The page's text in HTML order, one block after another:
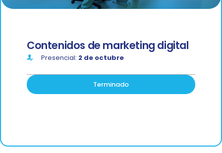
Contenidos de marketing digital
Presencial: 2 de octubre
Terminado